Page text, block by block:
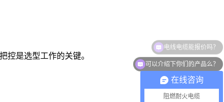
控是选型工作的关键。
在线咨询
阻燃耐火电缆
可以介绍下你们的产品么？